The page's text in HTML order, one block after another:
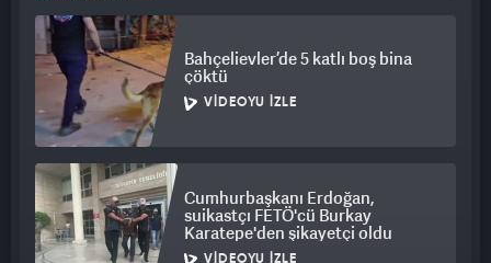
Bahçelievler’de 5 katlı boş bina
çöktü
VIDEOYU İZLE
Cumhurbaşkanı Erdoğan,
suikastçı FETÖ'cü Burkay
Karatepe'den şikayetçi oldu
VIDEOYU İZLE